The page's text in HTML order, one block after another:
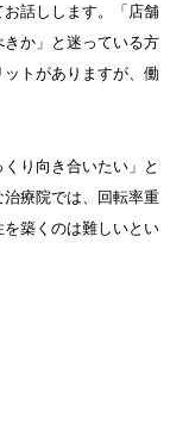
話しします。「店舗
か」と迷っている方
トがありますが、働
り向き合いたい」と
療院では、回転率重
築くのは難しいとい